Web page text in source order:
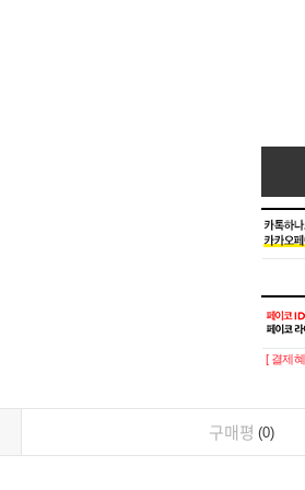
[ 결제
구매평 0